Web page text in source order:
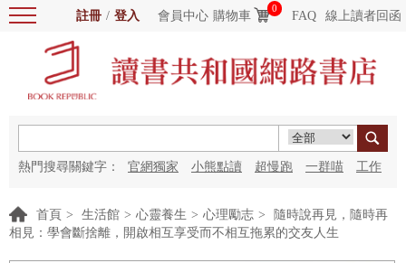
註冊 / 登入 會員中心 購物車
0
FAQ 線上讀者回函
熱門搜尋關鍵字： 官網獨家 小熊點讀 超慢跑 一群喵 工作
首頁 > 生活館 > 心靈養生 > 心理勵志 >
隨時說再見，隨時再
相見：學會斷捨離，開啟相互享受而不相互拖累的交友人生